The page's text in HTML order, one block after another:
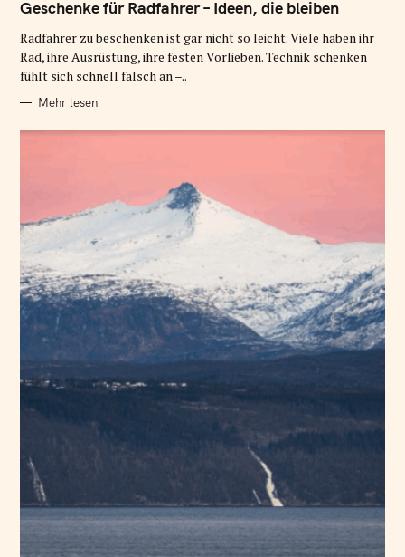
T
E
O
R
I
N
Geschenke für Radfahrer – Ideen, die bleiben
Radfahrer zu beschenken ist gar nicht so leicht. Viele haben ihr
Rad, ihre Ausrüstung, ihre festen Vorlieben. Technik schenken
fühlt sich schnell falsch an –..
Mehr lesen